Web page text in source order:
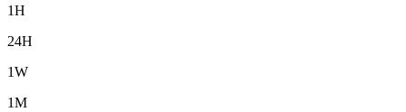
1H
24H
1W
1M